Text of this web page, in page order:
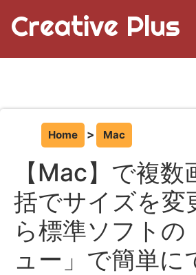
Creative Plus
Home Mac
【Mac】で複数
括でサイズを変
ら標準ソフトの
ュー」で簡単に